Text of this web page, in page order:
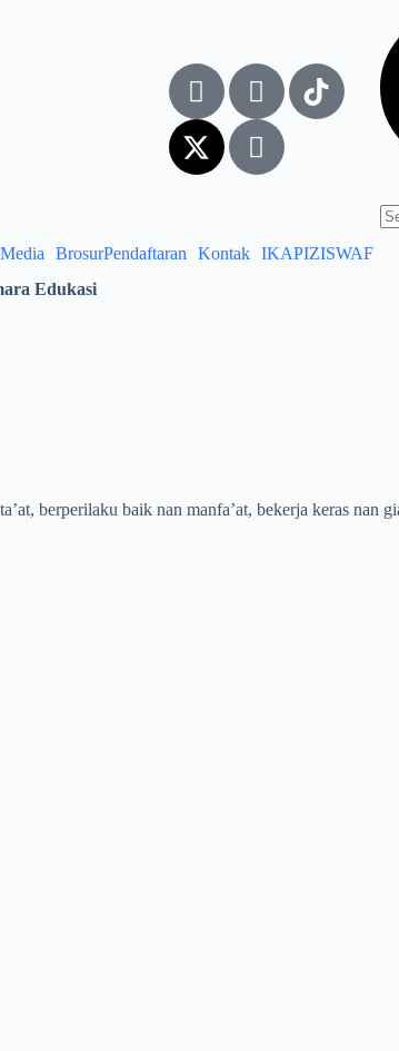
Media BrosurPendaftaran Kontak IKAPIZISWAF
Edukasi
berperilaku baik nan manfa’at, bekerja keras nan